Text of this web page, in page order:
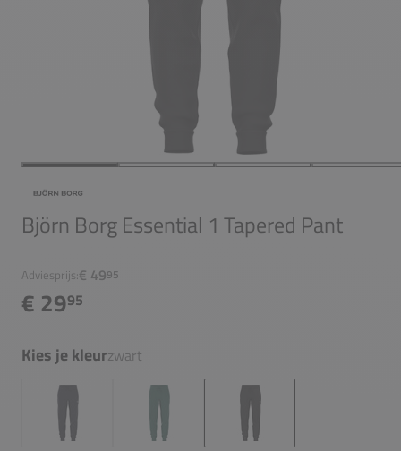
Björn Borg Essential 1 Tapered Pant
Adviesprijs:€ 4995
€ 2995
Kies je kleurzwart